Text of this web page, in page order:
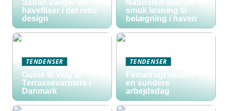
Sådan vælger du
havefliser i det rette
design
Natursten som en
smuk løsning til
belægning i haven
TENDENSER
Guide til Valg af
Terrassevarmere i
Danmark
TENDENSER
Firmafrugt skaber
en sundere
arbejdsdag